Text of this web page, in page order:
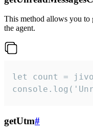
This method allows you to
the agent.
let count =
getUtm#